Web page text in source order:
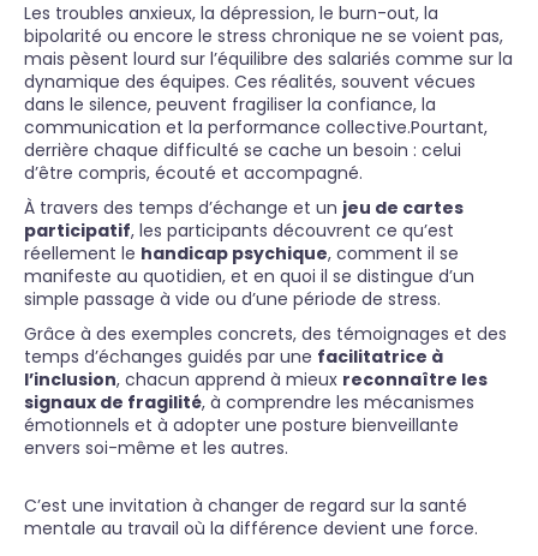
Les troubles anxieux, la dépression, le burn-out, la
bipolarité ou encore le stress chronique ne se voient pas,
mais pèsent lourd sur l’équilibre des salariés comme sur la
dynamique des équipes. Ces réalités, souvent vécues
dans le silence, peuvent fragiliser la confiance, la
communication et la performance collective.Pourtant,
derrière chaque difficulté se cache un besoin : celui
d’être compris, écouté et accompagné.
À travers des temps d’échange et un jeu de cartes
participatif, les participants découvrent ce qu’est
réellement le handicap psychique, comment il se
manifeste au quotidien, et en quoi il se distingue d’un
simple passage à vide ou d’une période de stress.
Grâce à des exemples concrets, des témoignages et des
temps d’échanges guidés par une facilitatrice à
l’inclusion, chacun apprend à mieux reconnaître les
signaux de fragilité, à comprendre les mécanismes
émotionnels et à adopter une posture bienveillante
envers soi-même et les autres.
C’est une invitation à changer de regard sur la santé
mentale au travail où la différence devient une force.